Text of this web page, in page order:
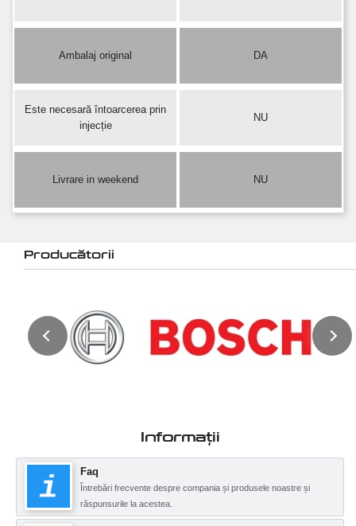
Ambalaj original DA
Este necesară întoarcerea prin
injecție
NU
Livrare in weekend NU
Producătorii
Informații
Faq
Întrebări frecvente despre compania și produsele noastre și
răspunsurile la acestea.